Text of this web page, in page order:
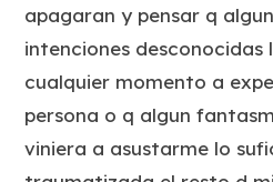
apagaran y pensar q
intenciones desconocidas
cualquier momento a
persona o q algun
viniera a asustarme lo